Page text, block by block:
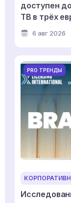
доступен
ТВ в трёх
6 авг 2026
PRO ТРЕНДЫ